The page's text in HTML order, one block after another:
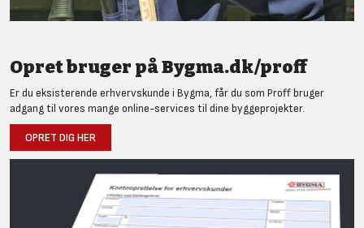
Opret bruger på Bygma.dk/proff
Er du eksisterende erhvervskunde i Bygma, får du som Proff bruger
adgang til vores mange online-services til dine byggeprojekter.
OPRET DIG HER